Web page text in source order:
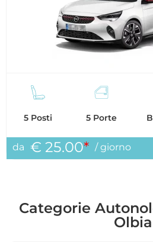
5 Posti 5 Porte
da € 25.00* / giorno
Categorie
Olbia